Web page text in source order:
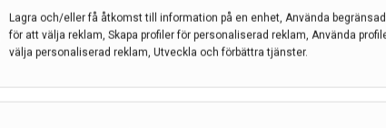
Lagra och/eller få åtkomst till information på en enhet, Använda
för att välja reklam, Skapa profiler för personaliserad reklam, Använda
välja personaliserad reklam, Utveckla och förbättra tjänster.